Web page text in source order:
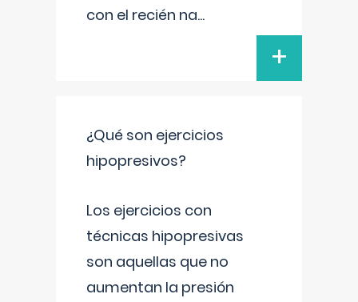
con el recién na...
+
¿Qué son ejercicios
hipopresivos?
Los ejercicios con
técnicas hipopresivas
son aquellas que no
aumentan la presión